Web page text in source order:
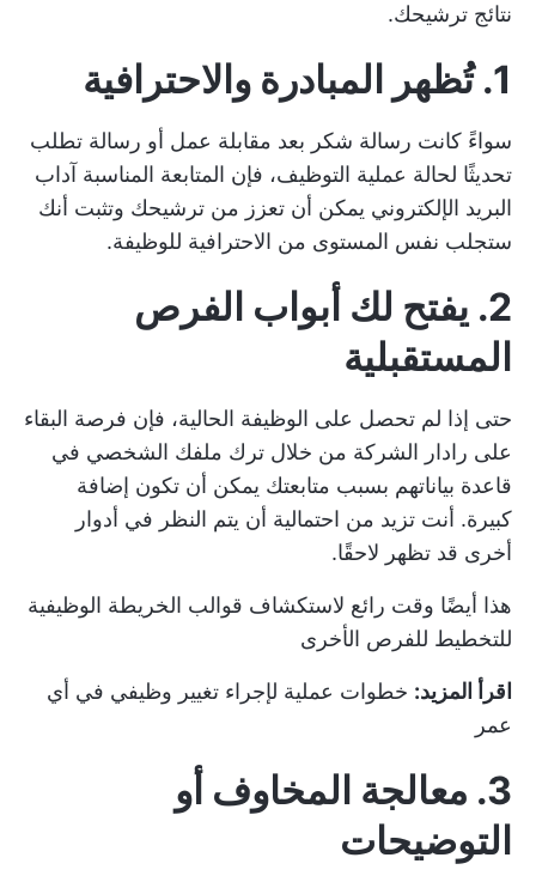
نتائج ترشيحك.
1. تُظهر المبادرة والاحترافية
سواءً كانت رسالة شكر بعد مقابلة عمل أو رسالة تطلب
تحديثًا لحالة عملية التوظيف، فإن المتابعة المناسبة آداب
البريد الإلكتروني يمكن أن تعزز من ترشيحك وتثبت أنك
ستجلب نفس المستوى من الاحترافية للوظيفة.
2. يفتح لك أبواب الفرص
المستقبلية
حتى إذا لم تحصل على الوظيفة الحالية، فإن فرصة البقاء
على رادار الشركة من خلال ترك ملفك الشخصي في
قاعدة بياناتهم بسبب متابعتك يمكن أن تكون إضافة
كبيرة. أنت تزيد من احتمالية أن يتم النظر في أدوار
أخرى قد تظهر لاحقًا.
هذا أيضًا وقت رائع لاستكشاف قوالب الخريطة الوظيفية
للتخطيط للفرص الأخرى
اقرأ المزيد: خطوات عملية لإجراء تغيير وظيفي في أي
عمر
3. معالجة المخاوف أو
التوضيحات